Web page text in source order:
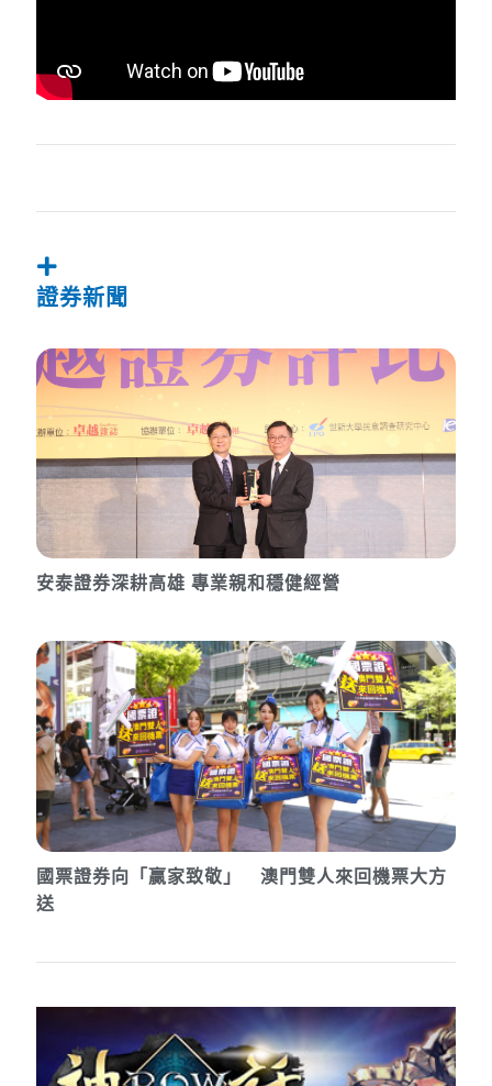
證券新聞
安泰證券深耕高雄 專業親和穩健經營
國票證券向「贏家致敬」 澳門雙人來回機票大方
送